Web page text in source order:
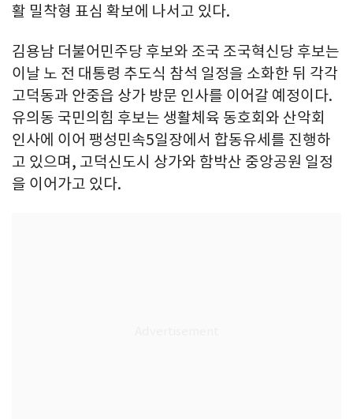
활 밀착형 표심 확보에 나서고 있다.
김용남 더불어민주당 후보와 조국 조국혁신당 후보는
이날 노 전 대통령 추도식 참석 일정을 소화한 뒤 각각
고덕동과 안중읍 상가 방문 인사를 이어갈 예정이다.
유의동 국민의힘 후보는 생활체육 동호회와 산악회
인사에 이어 팽성민속5일장에서 합동유세를 진행하
고 있으며, 고덕신도시 상가와 함박산 중앙공원 일정
을 이어가고 있다.